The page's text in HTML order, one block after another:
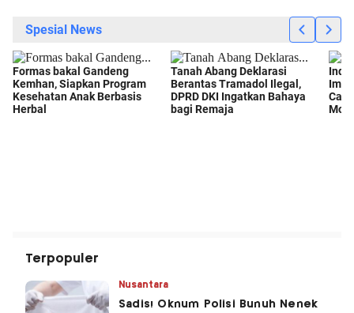
Terpopuler
Nusantara
Sadis! Oknum Polisi Bunuh Nenek